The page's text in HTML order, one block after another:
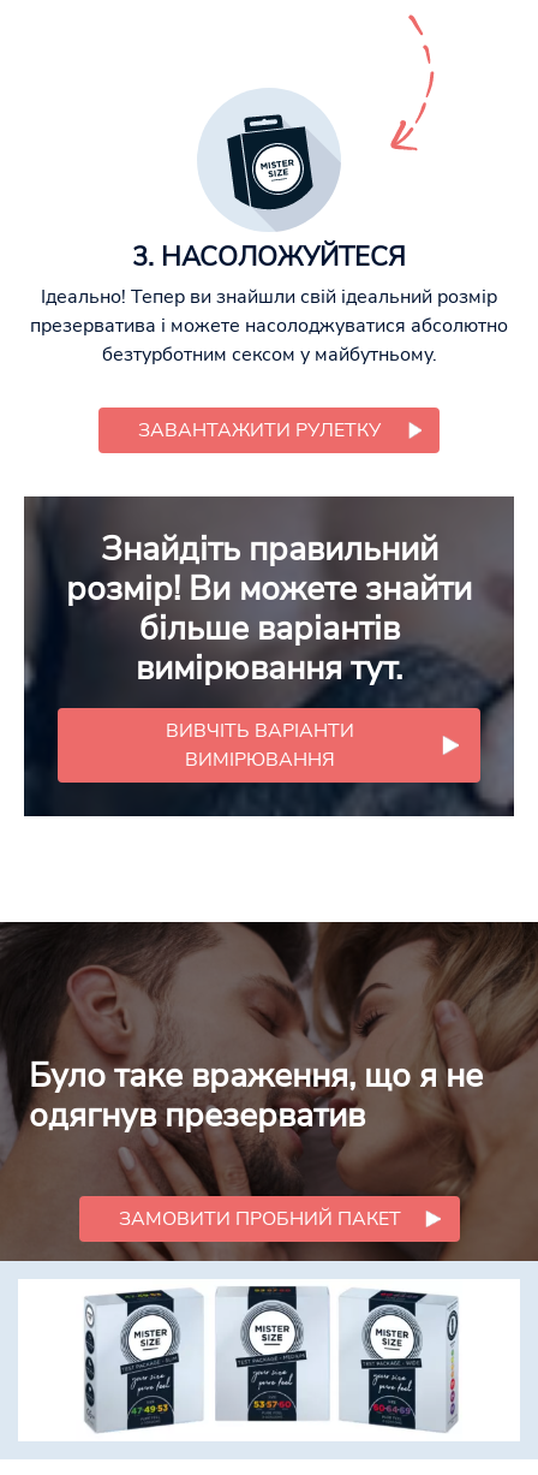
3. НАСОЛОЖУЙТЕСЯ
Ідеально! Тепер ви знайшли свій ідеальний розмір
презерватива і можете насолоджуватися абсолютно
безтурботним сексом у майбутньому.
ЗАВАНТАЖИТИ РУЛЕТКУ
Знайдіть правильний
розмір! Ви можете знайти
більше варіантів
вимірювання тут.
ВИВЧІТЬ ВАРІАНТИ
ВИМІРЮВАННЯ
Було таке враження, що я не
одягнув презерватив
ЗАМОВИТИ ПРОБНИЙ ПАКЕТ